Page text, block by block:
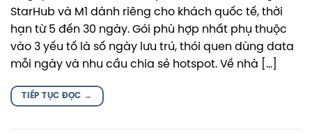
StarHub và M1 dành riêng cho khách quốc tế, thời
hạn từ 5 đến 30 ngày. Gói phù hợp nhất phụ thuộc
vào 3 yếu tố là số ngày lưu trú, thói quen dùng data
mỗi ngày và nhu cầu chia sẻ hotspot. Về nhà […]
TIẾP TỤC ĐỌC →